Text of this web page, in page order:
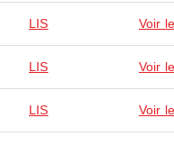
LIS Voir
LIS Voir
LIS Voir